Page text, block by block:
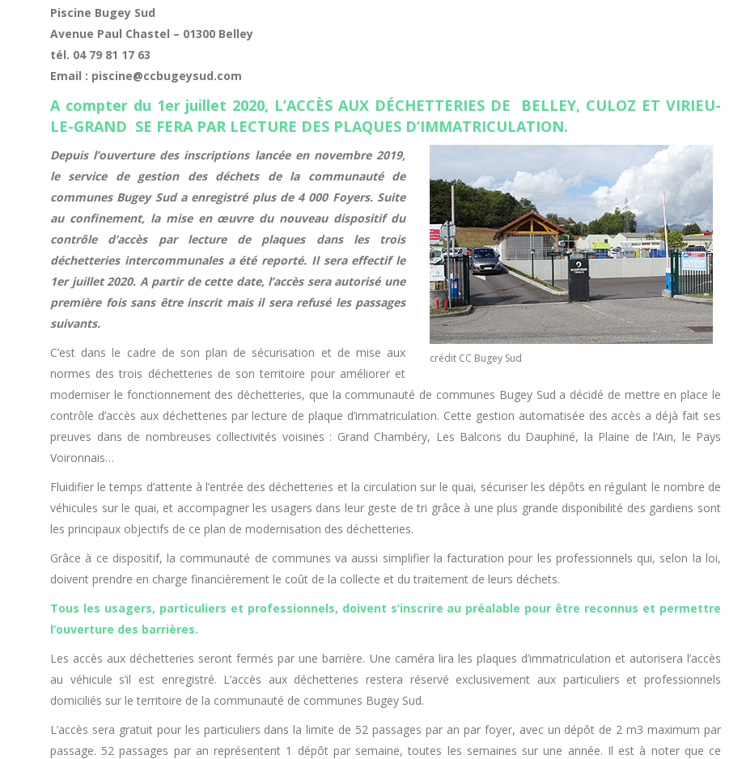
Piscine Bugey Sud
Avenue Paul Chastel – 01300 Belley
tél. 04 79 81 17 63
Email : piscine@ccbugeysud.com
A compter du 1er juillet 2020, L’ACCÈS AUX DÉCHETTERIES DE BELLEY, CULOZ ET VIRIEU-
LE-GRAND SE FERA PAR LECTURE DES PLAQUES D’IMMATRICULATION.
crédit CC Bugey Sud
Depuis l’ouverture des inscriptions lancée en novembre 2019,
le service de gestion des déchets de la communauté de
communes Bugey Sud a enregistré plus de 4 000 Foyers. Suite
au confinement, la mise en œuvre du nouveau dispositif du
contrôle d’accès par lecture de plaques dans les trois
déchetteries intercommunales a été reporté. Il sera effectif le
1er juillet 2020. A partir de cette date, l’accès sera autorisé une
première fois sans être inscrit mais il sera refusé les passages
suivants.
C’est dans le cadre de son plan de sécurisation et de mise aux
normes des trois déchetteries de son territoire pour améliorer et
moderniser le fonctionnement des déchetteries, que la communauté de communes Bugey Sud a décidé de mettre en place le
contrôle d’accès aux déchetteries par lecture de plaque d’immatriculation. Cette gestion automatisée des accès a déjà fait ses
preuves dans de nombreuses collectivités voisines : Grand Chambéry, Les Balcons du Dauphiné, la Plaine de l’Ain, le Pays
Voironnais…
Fluidifier le temps d’attente à l’entrée des déchetteries et la circulation sur le quai, sécuriser les dépôts en régulant le nombre de
véhicules sur le quai, et accompagner les usagers dans leur geste de tri grâce à une plus grande disponibilité des gardiens sont
les principaux objectifs de ce plan de modernisation des déchetteries.
Grâce à ce dispositif, la communauté de communes va aussi simplifier la facturation pour les professionnels qui, selon la loi,
doivent prendre en charge financièrement le coût de la collecte et du traitement de leurs déchets.
Tous les usagers, particuliers et professionnels, doivent s’inscrire au préalable pour être reconnus et permettre
l’ouverture des barrières.
Les accès aux déchetteries seront fermés par une barrière. Une caméra lira les plaques d’immatriculation et autorisera l’accès
au véhicule s’il est enregistré. L’accès aux déchetteries restera réservé exclusivement aux particuliers et professionnels
domiciliés sur le territoire de la communauté de communes Bugey Sud.
L’accès sera gratuit pour les particuliers dans la limite de 52 passages par an par foyer, avec un dépôt de 2 m3 maximum par
passage. 52 passages par an représentent 1 dépôt par semaine, toutes les semaines sur une année. Il est à noter que ce